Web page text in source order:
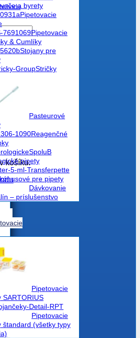
košíku.
a byrety
Pipetovacie
Pipetovacie
& Cumlíky
Stojany pre
Stričky
Pasteurové
Reagenčné
pipety
pre pipety
Dávkovanie
– príslušenstvo
Pipetovacie
SARTORIUS
Pipetovacie
štandard (všetky typy